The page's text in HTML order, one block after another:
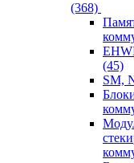
(368)
(45)
SM,